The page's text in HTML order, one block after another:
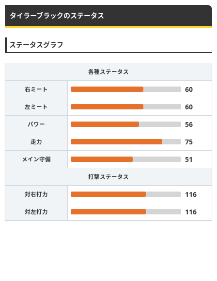
タイラーブラックのステータス
ステータスグラフ
各種ステータス
右ミート 60
左ミート 60
パワー 56
走力 75
メイン守備 51
打撃ステータス
対右打力 116
対左打力 116